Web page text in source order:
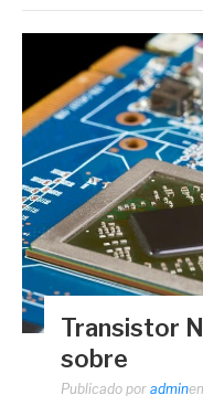
Transistor
sobre
Publicado por admin